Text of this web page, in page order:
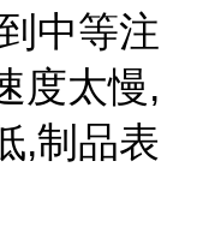
中等注
度太慢,
,制品表